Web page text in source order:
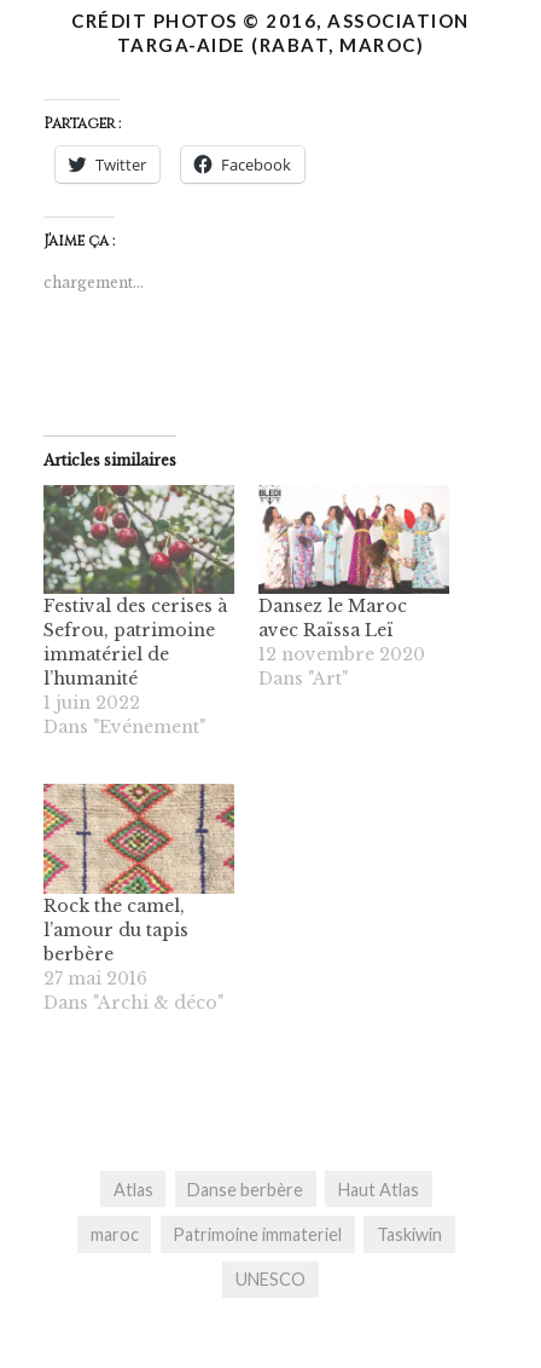
CRÉDIT PHOTOS © 2016, ASSOCIATION
TARGA-AIDE (RABAT, MAROC)
Partager :
Twitter Facebook
J’aime ça :
chargement…
Articles similaires
Festival des cerises à
Sefrou, patrimoine
immatériel de
l’humanité
1 juin 2022
Dans "Evénement"
Dansez le Maroc
avec Raïssa Leï
12 novembre 2020
Dans "Art"
Rock the camel,
l’amour du tapis
berbère
27 mai 2016
Dans "Archi & déco"
Atlas Danse berbère Haut Atlas
maroc Patrimoine immateriel Taskiwin
UNESCO